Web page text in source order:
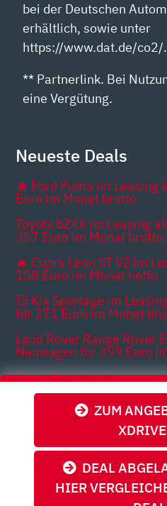
ZUM
DEAL
HIER
bei der Deutschen
erhältlich, sowie unter
https://www.dat.de/co2/.
** Partnerlink. Bei
eine Vergütung.
Neueste Deals
🔥 Ford Puma im Leasing
Euro im Monat brutto
Toyota bZ4X im Leasing
357 Euro im Monat brutto
🔥 Cupra Leon ST VZ im
158 Euro im Monat netto
💥 Kia Sportage im
für 271 Euro im Monat
Land Rover Range Rover
Neuwagen für 399 Euro
Cupra Raval im Leasing
[316] Euro im Monat